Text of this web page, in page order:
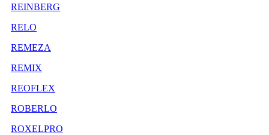
REINBERG
RELO
REMEZA
REMIX
REOFLEX
ROBERLO
ROXELPRO